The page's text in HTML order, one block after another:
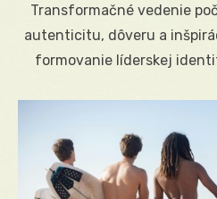
Transformačné vedenie
autenticitu, dôveru a
formovanie líderskej